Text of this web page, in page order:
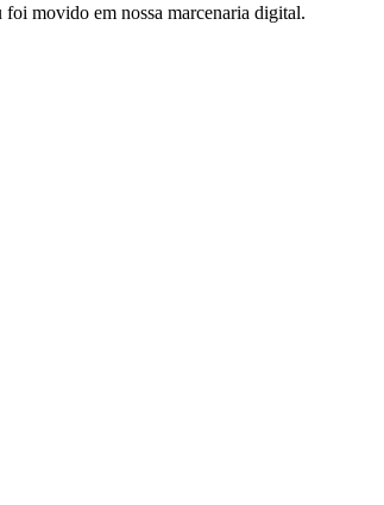
foi movido em nossa marcenaria digital.